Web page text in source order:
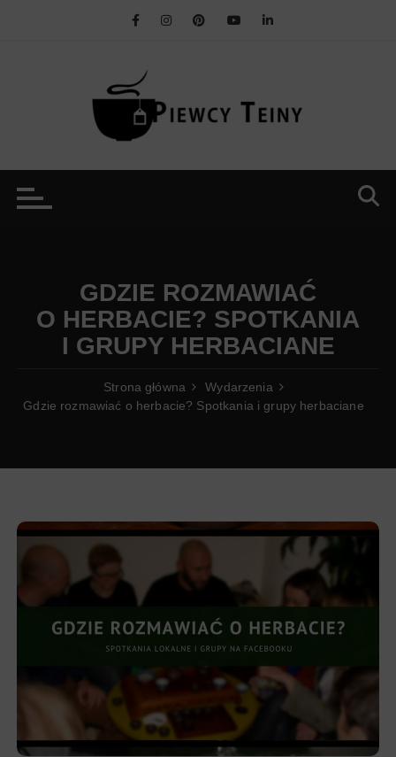
GDZIE ROZMAWIAĆ
O HERBACIE? SPOTKANIA
I GRUPY HERBACIANE
Strona główna
Wydarzenia
Gdzie rozmawiać o herbacie? Spotkania i grupy herbaciane